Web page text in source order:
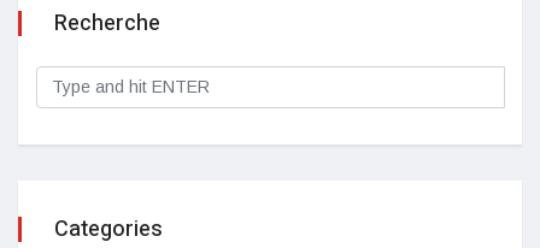
Recherche
Categories